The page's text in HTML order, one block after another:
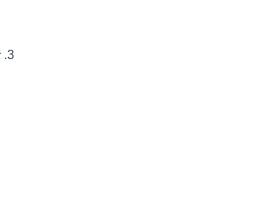
3. تحقق من منفذ الغاز بالقرب من أنبوب الفراغ ، أنبوب المضخة في الوسط ومدخل الهواء بعيدًا للتأكد من توصيل الصمامات بإحكام لمنع تسرب الغاز.